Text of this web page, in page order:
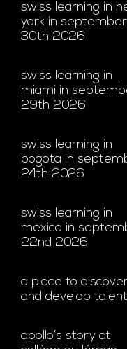
swiss learning in
york in september
30th 2026
swiss learning in
miami in
29th 2026
swiss learning in
bogota in
24th 2026
swiss learning in
mexico in
22nd 2026
a place to
and develop
apollo’s story at